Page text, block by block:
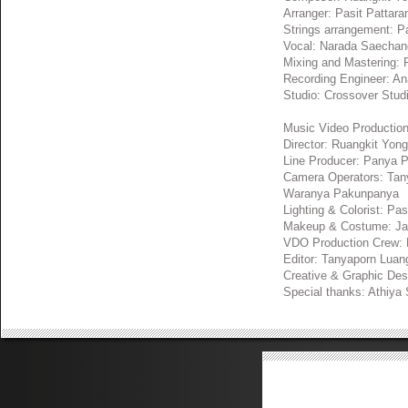
Arranger: Pasit
Strings arrangement:
Vocal: Narada
Mixing and Mastering:
Recording Engineer:
Studio: Crossover
Music Video
Director: Ruangkit
Line Producer: Panya
Camera Operators:
Waranya Pakunpanya
Lighting & Colorist:
Makeup & Costume:
VDO Production
Editor: Tanyaporn
Creative & Graphic
Special thanks: Athiya